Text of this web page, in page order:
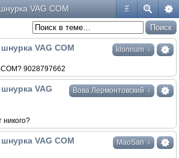
#
VAG COM
klonnum ↓
VAG COM
COM? 9028797662
Вова Лермонтовский ↓
VAG
никого?
MaoSan ↓
VAG COM